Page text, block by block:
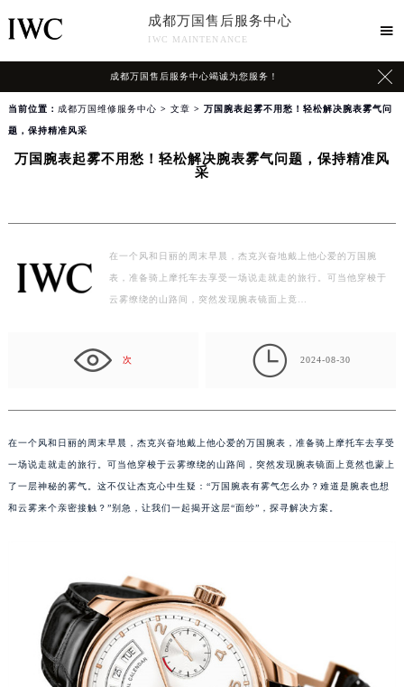
成都万国售后服务中心
IWC MAINTENANCE

成都万国售后服务中心竭诚为您服务！ 
当前位置： 成都万国维修服务中心 > 文章 > 万国腕表起雾不用愁！轻松解决腕表雾气问
题，保持精准风采
万国腕表起雾不用愁！轻松解决腕表雾气问题，保持精准风
采
在一个风和日丽的周末早晨，杰克兴奋地戴上他心爱的万国腕
表，准备骑上摩托车去享受一场说走就走的旅行。可当他穿梭于
云雾缭绕的山路间，突然发现腕表镜面上竟…
次  2024-08-30
在一个风和日丽的周末早晨，杰克兴奋地戴上他心爱的万国腕表，准备骑上摩托车去享受
一场说走就走的旅行。可当他穿梭于云雾缭绕的山路间，突然发现腕表镜面上竟然也蒙上
了一层神秘的雾气。这不仅让杰克心中生疑：“万国腕表有雾气怎么办？难道是腕表也想
和云雾来个亲密接触？”别急，让我们一起揭开这层“面纱”，探寻解决方案。